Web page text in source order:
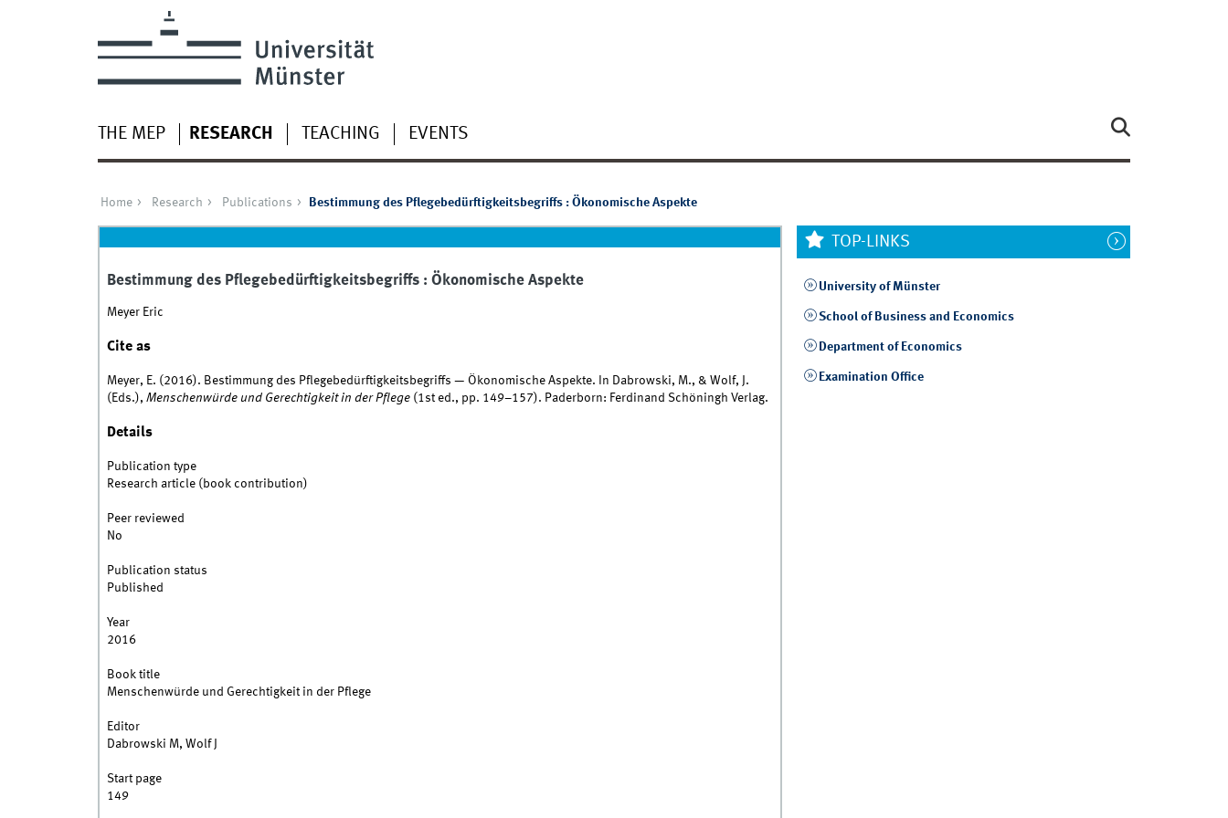
THE MEP RESEARCH TEACHING EVENTS
Home Research Publications Bestimmung des Pflegebedürftigkeitsbegriffs : Ökonomische Aspekte
Bestimmung des Pflegebedürftigkeitsbegriffs : Ökonomische Aspekte
Meyer Eric
Cite as
Meyer, E. (2016). Bestimmung des Pflegebedürftigkeitsbegriffs — Ökonomische Aspekte. In Dabrowski, M., & Wolf, J.
(Eds.), Menschenwürde und Gerechtigkeit in der Pflege(1st ed., pp. 149–157). Paderborn: Ferdinand Schöningh Verlag.
Details
Publication type
Research article (book contribution)
Peer reviewed
No
Publication status
Published
Year
2016
Book title
Menschenwürde und Gerechtigkeit in der Pflege
Editor
Dabrowski M, Wolf J
Start page
149
TOP-LINKS
University of Münster
School of Business and Economics
Department of Economics
Examination Office